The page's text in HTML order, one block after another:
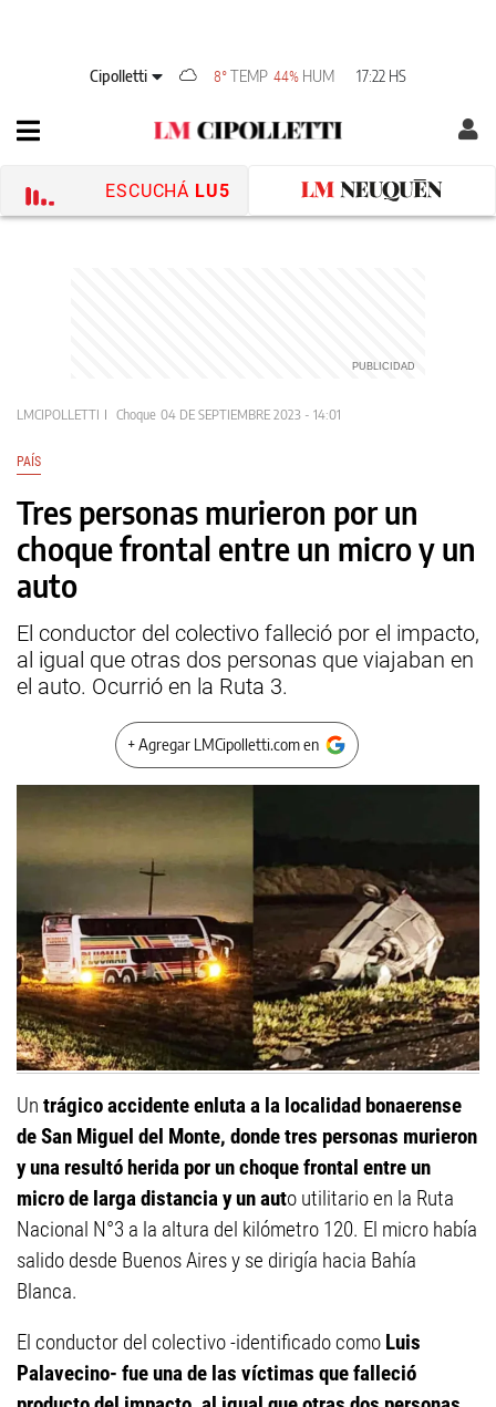
Cipolletti 8°TEMP 44% HUM 17:22 HS
ESCUCHÁ LU5
LMCIPOLLETTI Choque 04 DE SEPTIEMBRE 2023 - 14:01
PAÍS
Tres personas murieron por un
choque frontal entre un micro y un
auto
El conductor del colectivo falleció por el impacto,
al igual que otras dos personas que viajaban en
el auto. Ocurrió en la Ruta 3.
+ Agregar LMCipolletti.com en
Un trágico accidenteenluta a la localidad bonaerense
de San Miguel del Monte, donde tres personas murieron
y una resultó herida por un choque frontal entre un
micro de larga distancia y un auto utilitario en la Ruta
Nacional N°3 a la altura del kilómetro 120. El micro había
salido desde Buenos Aires y se dirigía hacia Bahía
Blanca.
El conductor del colectivo -identificado como Luis
Palavecino- fue una de las víctimas que falleció